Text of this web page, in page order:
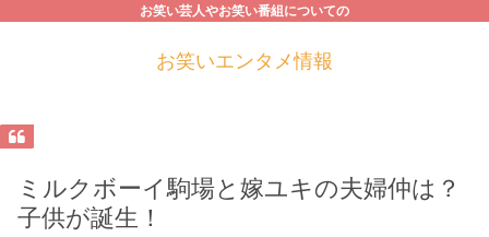
お笑い芸人やお笑い番組についての
お笑いエンタメ情報
ミルクボーイ駒場と嫁ユキの夫婦仲は？
子供が誕生！